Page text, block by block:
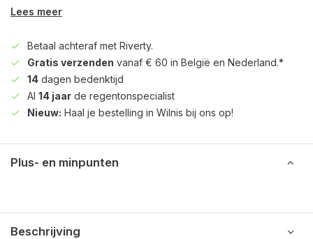
Lees meer
Betaal achteraf met Riverty.
Gratis verzenden vanaf € 60 in België en Nederland.*
14 dagen bedenktijd
Al 14 jaar de regentonspecialist
Nieuw: Haal je bestelling in Wilnis bij ons op!
Plus- en minpunten
Beschrijving